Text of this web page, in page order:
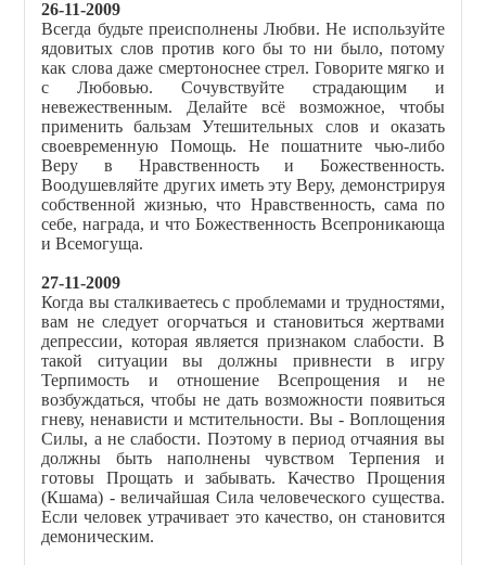
26-11-2009
Всегда будьте преисполнены Любви. Не используйте
ядовитых слов против кого бы то ни было, потому
как слова даже смертоноснее стрел. Говорите мягко и
с Любовью. Сочувствуйте страдающим и
невежественным. Делайте всё возможное, чтобы
применить бальзам Утешительных слов и оказать
своевременную Помощь. Не пошатните чью-либо
Веру в Нравственность и Божественность.
Воодушевляйте других иметь эту Веру, демонстрируя
собственной жизнью, что Нравственность, сама по
себе, награда, и что Божественность Всепроникающа
и Всемогуща.
27-11-2009
Когда вы сталкиваетесь с проблемами и трудностями,
вам не следует огорчаться и становиться жертвами
депрессии, которая является признаком слабости. В
такой ситуации вы должны привнести в игру
Терпимость и отношение Всепрощения и не
возбуждаться, чтобы не дать возможности появиться
гневу, ненависти и мстительности. Вы - Воплощения
Силы, а не слабости. Поэтому в период отчаяния вы
должны быть наполнены чувством Терпения и
готовы Прощать и забывать. Качество Прощения
(Кшама) - величайшая Сила человеческого существа.
Если человек утрачивает это качество, он становится
демоническим.